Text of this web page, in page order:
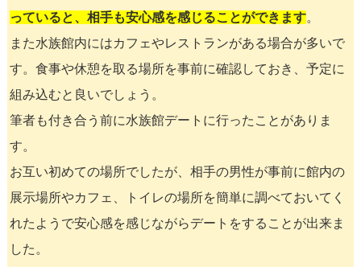
っていると、相手も安心感を感じることができます。
また水族館内にはカフェやレストランがある場合が多いで
す。食事や休憩を取る場所を事前に確認しておき、予定に
組み込むと良いでしょう。
筆者も付き合う前に水族館デートに行ったことがありま
す。
お互い初めての場所でしたが、相手の男性が事前に館内の
展示場所やカフェ、トイレの場所を簡単に調べておいてく
れたようで安心感を感じながらデートをすることが出来ま
した。